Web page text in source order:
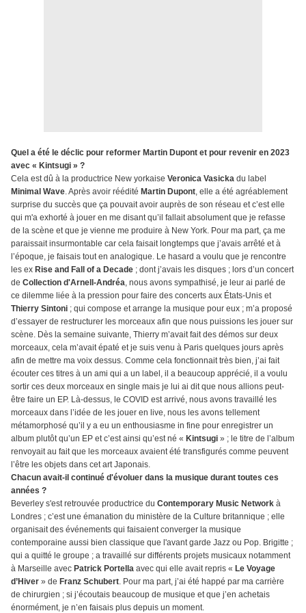
Quel a été le déclic pour reformer Martin Dupont et pour revenir en 2023
avec « Kintsugi » ?
Cela est dû à la productrice New yorkaise Veronica Vasicka du label
Minimal Wave. Après avoir réédité Martin Dupont, elle a été agréablement
surprise du succès que ça pouvait avoir auprès de son réseau et c’est elle
qui m'a exhorté à jouer en me disant qu’il fallait absolument que je refasse
de la scène et que je vienne me produire à New York. Pour ma part, ça me
paraissait insurmontable car cela faisait longtemps que j’avais arrêté et à
l’époque, je faisais tout en analogique. Le hasard a voulu que je rencontre
les ex Rise and Fall of a Decade ; dont j’avais les disques ; lors d’un concert
de Collection d'Arnell-Andréa, nous avons sympathisé, je leur ai parlé de
ce dilemme liée à la pression pour faire des concerts aux États-Unis et
Thierry Sintoni ; qui compose et arrange la musique pour eux ; m’a proposé
d’essayer de restructurer les morceaux afin que nous puissions les jouer sur
scène. Dès la semaine suivante, Thierry m’avait fait des démos sur deux
morceaux, cela m’avait épaté et je suis venu à Paris quelques jours après
afin de mettre ma voix dessus. Comme cela fonctionnait très bien, j’ai fait
écouter ces titres à un ami qui a un label, il a beaucoup apprécié, il a voulu
sortir ces deux morceaux en single mais je lui ai dit que nous allions peut-
être faire un EP. Là-dessus, le COVID est arrivé, nous avons travaillé les
morceaux dans l’idée de les jouer en live, nous les avons tellement
métamorphosé qu’il y a eu un enthousiasme in fine pour enregistrer un
album plutôt qu’un EP et c’est ainsi qu’est né « Kintsugi » ; le titre de l’album
renvoyait au fait que les morceaux avaient été transfigurés comme peuvent
l’être les objets dans cet art Japonais.
Chacun avait-il continué d'évoluer dans la musique durant toutes ces
années ?
Beverley s'est retrouvée productrice du Contemporary Music Network à
Londres ; c’est une émanation du ministère de la Culture britannique ; elle
organisait des événements qui faisaient converger la musique
contemporaine aussi bien classique que l'avant garde Jazz ou Pop. Brigitte ;
qui a quitté le groupe ; a travaillé sur différents projets musicaux notamment
à Marseille avec Patrick Portella avec qui elle avait repris « Le Voyage
d’Hiver » de Franz Schubert. Pour ma part, j’ai été happé par ma carrière
de chirurgien ; si j’écoutais beaucoup de musique et que j’en achetais
énormément, je n’en faisais plus depuis un moment.